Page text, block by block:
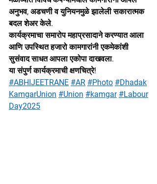
अनुभव, अडचणी व युनियनमुळे झालेली सकारात्मक
बदल शेअर केले.
कार्यक्रमाचा समारोप महाप्रसादाने करण्यात आला
आणि उपस्थित हजारो कामगारांनी एकमेकांशी
सुसंवाद साधत आपला एकोपा दाखवला.
या संपुर्ण कार्यक्रमाची क्षणचित्रे!
#ABHIJEETRANE #AR #Photo #Dhadak
KamgarUnion #Union #kamgar #Labour
Day2025